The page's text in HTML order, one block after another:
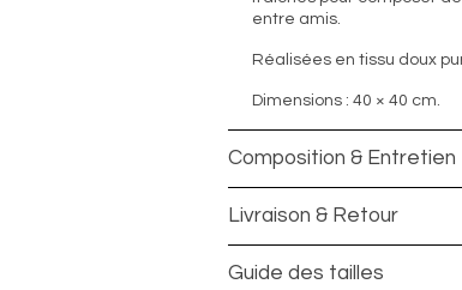
entre amis.
Réalisées en tissu doux
Dimensions : 40 × 40 cm.
Composition & Entretien
Livraison & Retour
Guide des tailles